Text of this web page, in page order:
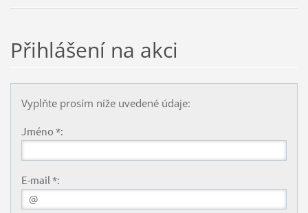
Přihlášení na akci
Vyplňte prosím níže uvedené údaje:
Jméno *:
E-mail *: